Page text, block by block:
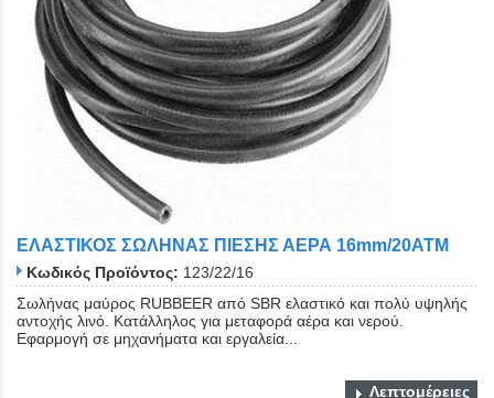
ΕΛΑΣΤΙΚΟΣ ΣΩΛΗΝΑΣ ΠΙΕΣΗΣ ΑΕΡΑ 16mm/20ATM
Κωδικός Προϊόντος: 123/22/16
Σωλήνας μαύρος RUBBEER από SBR ελαστικό και πολύ υψηλής
αντοχής λινό. Κατάλληλος για μεταφορά αέρα και νερού.
Εφαρμογή σε μηχανήματα και εργαλεία...
Λεπτομέρειες